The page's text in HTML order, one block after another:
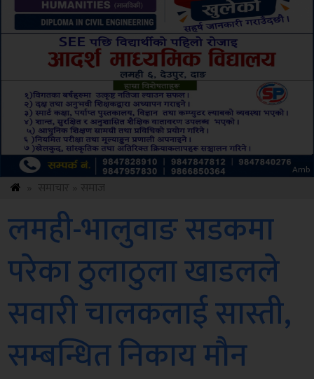
Amb
लमही-भालुवाङ सडकमा
परेका ठुलाठुला खाडलले
सवारी चालकलाई सास्ती,
सम्बन्धित निकाय मौन